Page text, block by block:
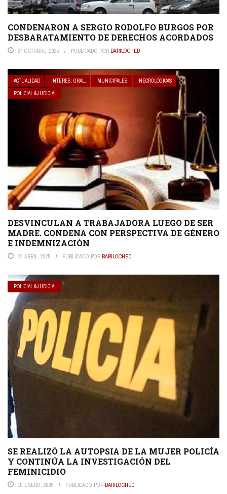
CONDENARON A SERGIO RODOLFO BURGOS POR
DESBARATAMIENTO DE DERECHOS ACORDADOS
27 OCTUBRE, 2025 PUBLICADO POR BARILOCHED
ACTUALIDAD INTERES. GRAL. MUNICIPALES
NECROLÓGICAS
POLICIAL & JUDICIAL
DESVINCULAN A TRABAJADORA LUEGO DE SER
MADRE. CONDENA CON PERSPECTIVA DE GÉNERO
E INDEMNIZACIÓN
24 ABRIL, 2025 PUBLICADO POR BARILOCHED
POLICIAL & JUDICIAL
SE REALIZÓ LA AUTOPSIA DE LA MUJER POLICÍA
Y CONTINÚA LA INVESTIGACIÓN DEL
FEMINICIDIO
10 ENERO, 2025 PUBLICADO POR BARILOCHED